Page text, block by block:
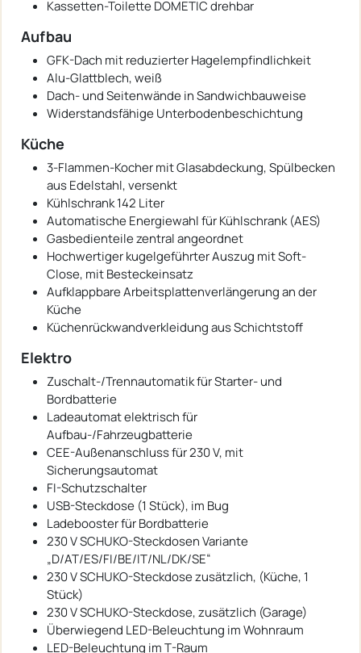
Kassetten-Toilette DOMETIC drehbar
Aufbau
GFK-Dach mit reduzierter Hagelempfindlichkeit
Alu-Glattblech, weiß
Dach- und Seitenwände in Sandwichbauweise
Widerstandsfähige Unterbodenbeschichtung
Küche
3-Flammen-Kocher mit Glasabdeckung, Spülbecken
aus Edelstahl, versenkt
Kühlschrank 142 Liter
Automatische Energiewahl für Kühlschrank (AES)
Gasbedienteile zentral angeordnet
Hochwertiger kugelgeführter Auszug mit Soft-
Close, mit Besteckeinsatz
Aufklappbare Arbeitsplattenverlängerung an der
Küche
Küchenrückwandverkleidung aus Schichtstoff
Elektro
Zuschalt-/Trennautomatik für Starter- und
Bordbatterie
Ladeautomat elektrisch für
Aufbau-/Fahrzeugbatterie
CEE-Außenanschluss für 230 V, mit
Sicherungsautomat
FI-Schutzschalter
USB-Steckdose (1 Stück), im Bug
Ladebooster für Bordbatterie
230 V SCHUKO-Steckdosen Variante
„D/AT/ES/FI/BE/IT/NL/DK/SE“
230 V SCHUKO-Steckdose zusätzlich, (Küche, 1
Stück)
230 V SCHUKO-Steckdose, zusätzlich (Garage)
Überwiegend LED-Beleuchtung im Wohnraum
LED-Beleuchtung im T-Raum